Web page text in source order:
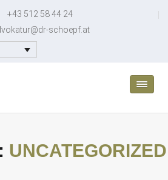
+43 512 58 44 24
schoepf.at
UNCATEGORIZED